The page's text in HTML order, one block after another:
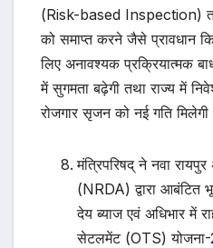
(Risk-based Inspection)
को समाप्त करने जैसे प्रावधान
लिए अनावश्यक प्रक्रियात्मक
में सुगमता बढ़ेगी तथा राज्य में
रोजगार सृजन को नई गति
मंत्रिपरिषद् ने नवा
(NRDA) द्वारा आबंटित
देय ब्याज एवं अधिभार में
सेटलमेंट (OTS) योजना-